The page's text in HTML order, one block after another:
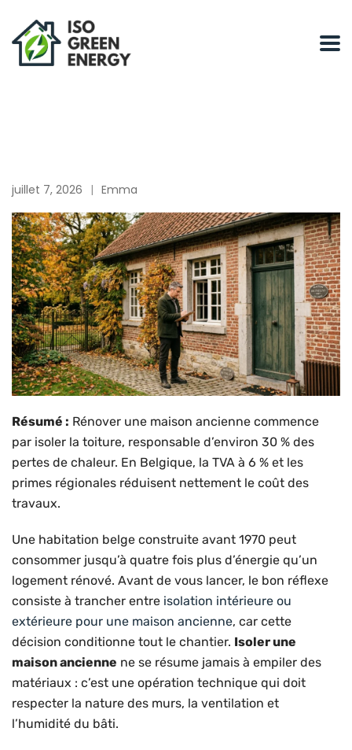
juillet 7, 2026 Emma
Résumé : Rénover une maison ancienne commence
par isoler la toiture, responsable d’environ 30 % des
pertes de chaleur. En Belgique, la TVA à 6 % et les
primes régionales réduisent nettement le coût des
travaux.
Une habitation belge construite avant 1970 peut
consommer jusqu’à quatre fois plus d’énergie qu’un
logement rénové. Avant de vous lancer, le bon réflexe
consiste à trancher entre isolation intérieure ou
extérieure pour une maison ancienne, car cette
décision conditionne tout le chantier. Isoler une
maison ancienne ne se résume jamais à empiler des
matériaux : c’est une opération technique qui doit
respecter la nature des murs, la ventilation et
l’humidité du bâti.